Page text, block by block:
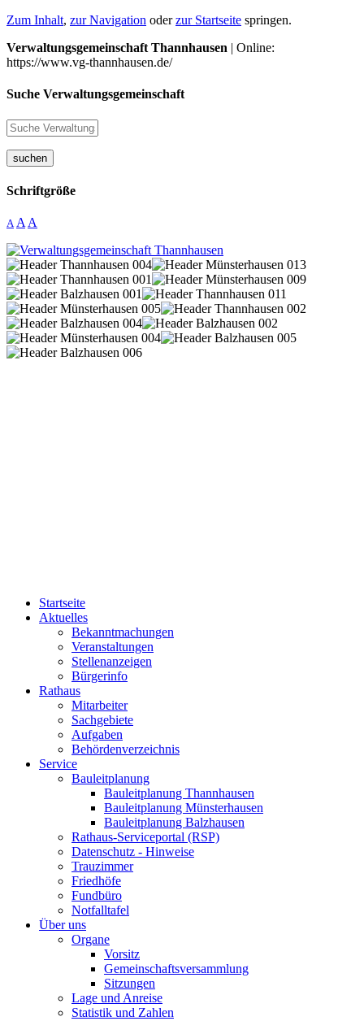
Zum Inhalt, zur Navigation oderzur Startseite springen.
Verwaltungsgemeinschaft Thannhausen | Online:
https://www.vg-thannhausen.de/
Suche Verwaltungsgemeinschaft
suchen
Schriftgröße
A A A
Startseite
Aktuelles
Bekanntmachungen
Veranstaltungen
Stellenanzeigen
Bürgerinfo
Rathaus
Mitarbeiter
Sachgebiete
Aufgaben
Behördenverzeichnis
Service
Bauleitplanung
Bauleitplanung Thannhausen
Bauleitplanung Münsterhausen
Bauleitplanung Balzhausen
Rathaus-Serviceportal (RSP)
Datenschutz - Hinweise
Trauzimmer
Friedhöfe
Fundbüro
Notfalltafel
Über uns
Organe
Vorsitz
Gemeinschaftsversammlung
Sitzungen
Lage und Anreise
Statistik und Zahlen